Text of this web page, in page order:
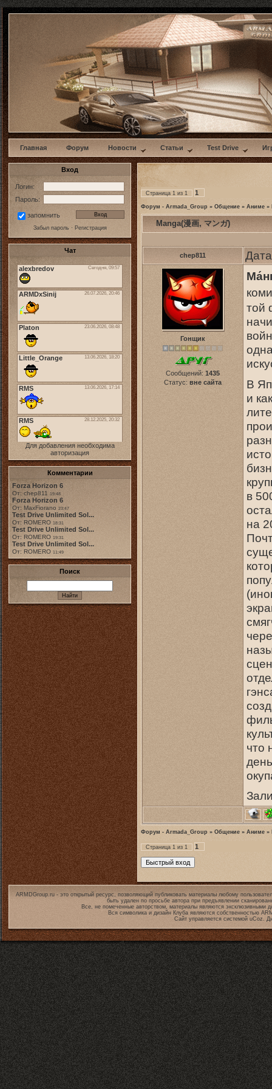
w
Главная Форум Новости Статьи Test Drive
Вход
Логин:
Пароль:
запомнить
Забыл пароль· Регистрация
Чат
Для добавления необходима
авторизация
Комментарии
Forza Horizon 6
От: chep811 19:48
Forza Horizon 6
От: MaxFiorano 23:47
Test Drive Unlimited Sol...
От: ROMERO 18:31
Test Drive Unlimited Sol...
От: ROMERO 19:31
Test Drive Unlimited Sol...
От: ROMERO 11:49
Поиск
Страница 1 из 1 1
Форум - Armada_Group » Общение » Аниме »
Manga(漫画, マンガ)
chep811
Гонщик
Сообщений: 1435
Статус: вне сайта
той
В
и
в
на
что
Форум - Armada_Group » Общение » Аниме »
Страница 1 из 1 1
ARMDGroup.ru - это открытый ресурс, позволяющий публиковать материалы любому
быть удален по просьбе автора при предъявлении
Все, не помеченные авторством, материалы являются эксклюзивными
Вся символика и дизайн Клуба являются собственностью
Сайт управляется системой uCoz.